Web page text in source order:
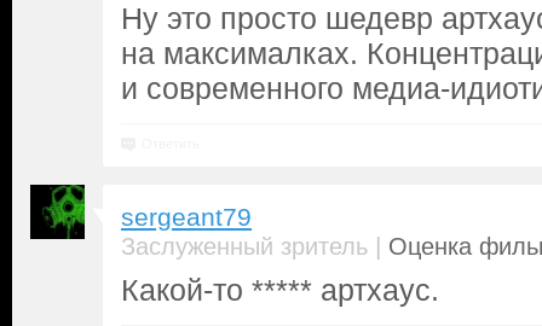
Ну это просто шедевр
на максималках.
и современного медиа-
sergeant79
Заслуженный зритель | Оценка
Какой-то ***** артхаус.